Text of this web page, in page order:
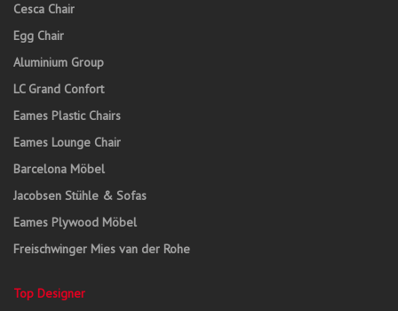
Cesca Chair
Egg Chair
Aluminium Group
LC Grand Confort
Eames Plastic Chairs
Eames Lounge Chair
Barcelona Möbel
Jacobsen Stühle & Sofas
Eames Plywood Möbel
Freischwinger Mies van der Rohe
Top Designer